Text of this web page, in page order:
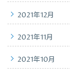
2021年12月
2021年11月
2021年10月